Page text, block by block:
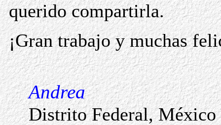
querido compartirla.
¡Gran trabajo y muchas
Andrea
Distrito Federal, México